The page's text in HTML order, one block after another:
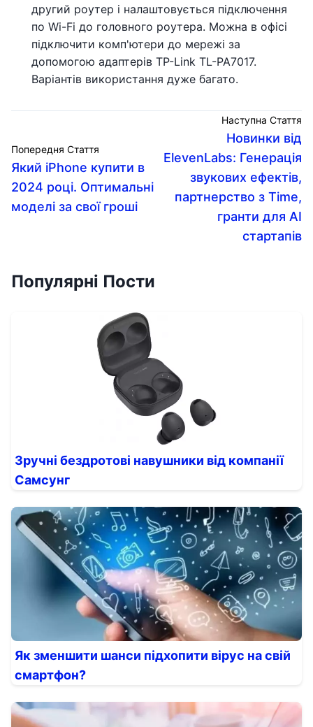
другий роутер і налаштовується підключення
по Wi-Fi до головного роутера. Можна в офісі
підключити комп'ютери до мережі за
допомогою адаптерів TP-Link TL-PA7017.
Варіантів використання дуже багато.
Попередня Стаття
Який iPhone купити в
2024 році. Оптимальні
моделі за свої гроші
Наступна Стаття
Новинки від
ElevenLabs: Генерація
звукових ефектів,
партнерство з Time,
гранти для AI
стартапів
Популярні Пости
Зручні бездротові навушники від компанії
Самсунг
Як зменшити шанси підхопити вірус на свій
смартфон?